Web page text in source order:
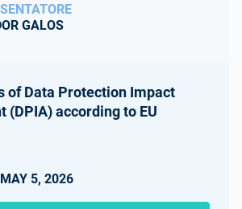
GALOS
of Data Protection Impact
(DPIA) according to EU
MAY 5, 2026